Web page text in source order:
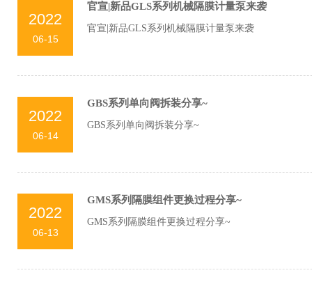
2022
06-15
官宣|新品GLS系列机械隔膜计量泵来袭
官宣|新品GLS系列机械隔膜计量泵来袭
2022
06-14
GBS系列单向阀拆装分享~
GBS系列单向阀拆装分享~
2022
06-13
GMS系列隔膜组件更换过程分享~
GMS系列隔膜组件更换过程分享~